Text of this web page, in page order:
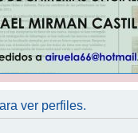
ver perfiles.